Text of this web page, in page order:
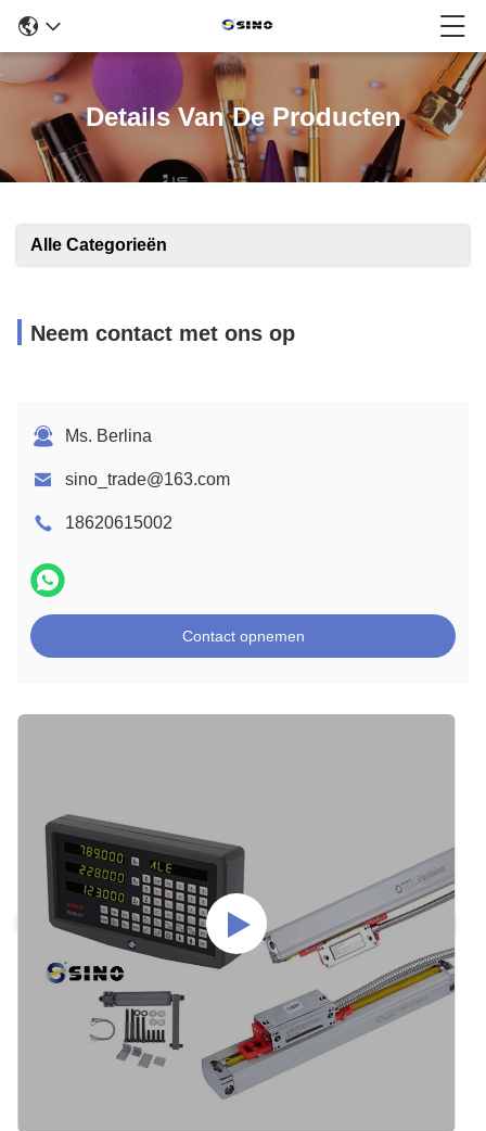
Details Van De Producten
Alle Categorieën
Neem contact met ons op
Ms. Berlina
sino_trade@163.com
18620615002
Contact opnemen